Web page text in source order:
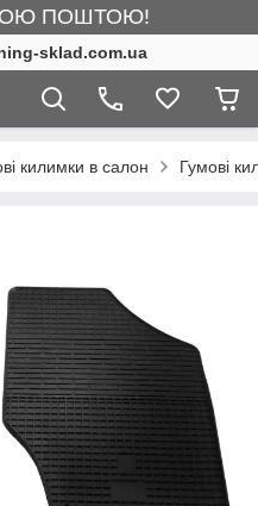
ПОШТОЮ!
sklad.com.ua
килимки в салон Гумові